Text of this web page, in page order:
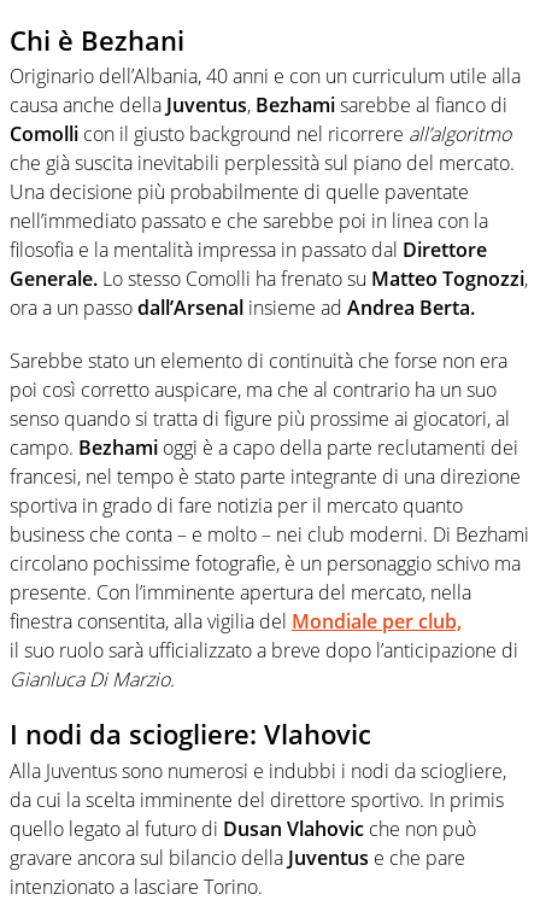
Chi è Bezhani
Originario dell’Albania, 40 anni e con un curriculum utile alla
causa anche della Juventus, Bezhamisarebbe al fianco di
Comolli con il giusto background nel ricorrere all’algoritmo
che già suscita inevitabili perplessità sul piano del mercato.
Una decisione più probabilmente di quelle paventate
nell’immediato passato e che sarebbe poi in linea con la
filosofia e la mentalità impressa in passato dal Direttore
Generale. Lo stesso Comolli ha frenato su Matteo Tognozzi,
ora a un passodall’Arsenal insieme ad Andrea Berta.
Sarebbe stato un elemento di continuità che forse non era
poi così corretto auspicare, ma che al contrario ha un suo
senso quando si tratta di figure più prossime ai giocatori, al
campo. Bezhami oggi è a capo della parte reclutamenti dei
francesi, nel tempo è stato parte integrante di una direzione
sportiva in grado di fare notizia per il mercato quanto
business che conta – e molto – nei club moderni. Di Bezhami
circolano pochissime fotografie, è un personaggio schivo ma
presente. Con l’imminente apertura del mercato, nella
finestra consentita, alla vigilia del Mondiale per club,
il suo ruolo sarà ufficializzato a breve dopo l’anticipazione di
Gianluca Di Marzio.
I nodi da sciogliere: Vlahovic
Alla Juventus sono numerosi e indubbi i nodi da sciogliere,
da cui la scelta imminente del direttore sportivo. In primis
quello legato al futuro di Dusan Vlahovic che non può
gravare ancora sul bilancio della Juventus e che pare
intenzionato a lasciare Torino.